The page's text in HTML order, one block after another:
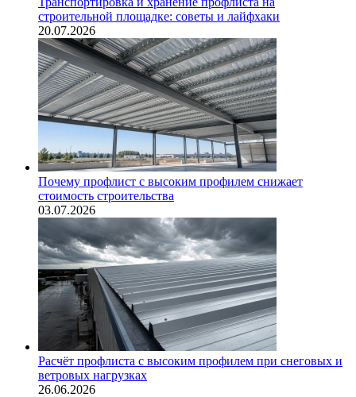
строительной площадке: советы и лайфхаки
20.07.2026
Почему профлист с высоким профилем снижает
стоимость строительства
03.07.2026
Расчёт профлиста с высоким профилем при снеговых и
ветровых нагрузках
26.06.2026